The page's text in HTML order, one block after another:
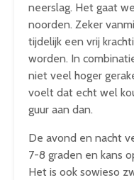
neerslag. Het gaat
noorden. Zeker
tijdelijk een vrij
worden. In
niet veel hoger
voelt dat echt wel
guur aan dan.
De avond en nacht
7-8 graden en kans
Het is ook sowieso